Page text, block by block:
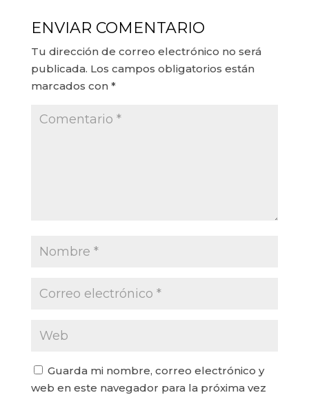
ENVIAR COMENTARIO
Tu dirección de correo electrónico no será
publicada. Los campos obligatorios están
marcados con *
Guarda mi nombre, correo electrónico y
web en este navegador para la próxima vez